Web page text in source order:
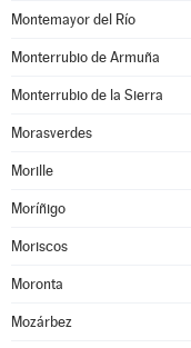
Montemayor del Río
Monterrubio de Armuña
Monterrubio de la Sierra
Morasverdes
Morille
Moríñigo
Moriscos
Moronta
Mozárbez